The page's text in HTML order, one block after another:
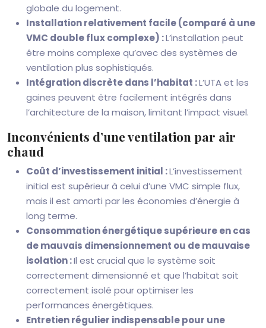
globale du logement.
Installation relativement facile (comparé à une
VMC double flux complexe) :L’installation peut
être moins complexe qu’avec des systèmes de
ventilation plus sophistiqués.
Intégration discrète dans l’habitat :L’UTA et les
gaines peuvent être facilement intégrés dans
l’architecture de la maison, limitant l’impact visuel.
Inconvénients d’une ventilation par air
chaud
Coût d’investissement initial :L’investissement
initial est supérieur à celui d’une VMC simple flux,
mais il est amorti par les économies d’énergie à
long terme.
Consommation énergétique supérieure en cas
de mauvais dimensionnement ou de mauvaise
isolation :Il est crucial que le système soit
correctement dimensionné et que l’habitat soit
correctement isolé pour optimiser les
performances énergétiques.
Entretien régulier indispensable pour une